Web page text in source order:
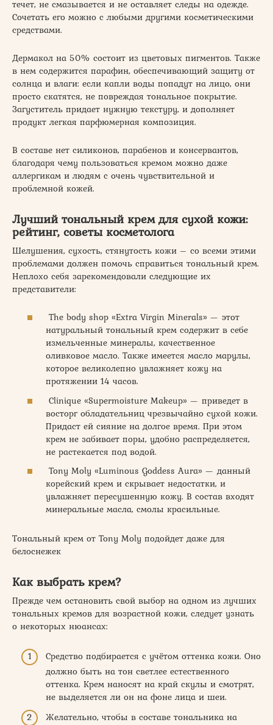
течет, не смазывается и не оставляет следы на одежде.
Сочетать его можно с любыми другими косметическими
средствами.
Дермакол на 50% состоит из цветовых пигментов. Также
в нем содержится парафин, обеспечивающий защиту от
солнца и влаги: если капли воды попадут на лицо, они
просто скатятся, не повреждая тональное покрытие.
Загуститель придает нужную текстуру, и дополняет
продукт легкая парфюмерная композиция.
В составе нет силиконов, парабенов и консервантов,
благодаря чему пользоваться кремом можно даже
аллергикам и людям с очень чувствительной и
проблемной кожей.
Лучший тональный крем для сухой кожи:
рейтинг, советы косметолога
Шелушения, сухость, стянутость кожи – со всеми этими
проблемами должен помочь справиться тональный крем.
Неплохо себя зарекомендовали следующие их
представители:
The body shop «Extra Virgin Minerals» — этот
натуральный тональный крем содержит в себе
измельченные минералы, качественное
оливковое масло. Также имеется масло марулы,
которое великолепно увлажняет кожу на
протяжении 14 часов.
Clinique «Supermoisture Makeup» — приведет в
восторг обладательниц чрезвычайно сухой кожи.
Придаст ей сияние на долгое время. При этом
крем не забивает поры, удобно распределяется,
не растекается под водой.
Tony Moly «Luminous Goddess Aura» — данный
корейский крем и скрывает недостатки, и
увлажняет пересушенную кожу. В состав входят
минеральные масла, смолы красильные.
Тональный крем от Tony Moly подойдет даже для
белоснежек
Как выбрать крем?
Прежде чем остановить свой выбор на одном из лучших
тональных кремов для возрастной кожи, следует узнать
о некоторых нюансах:
Средство подбирается с учётом оттенка кожи. Оно
должно быть на тон светлее естественного
оттенка. Крем наносят на край скулы и смотрят,
не выделяется ли он на фоне лица и шеи.
Желательно, чтобы в составе тональника на